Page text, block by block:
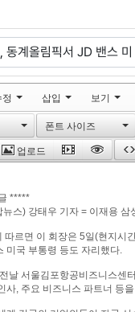
정 삽입 보기
폰트 사이즈
업로드